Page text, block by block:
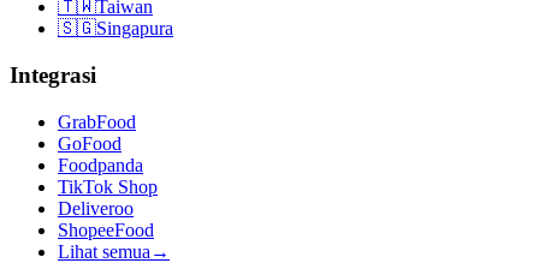
🇹🇼Taiwan
🇸🇬Singapura
Integrasi
GrabFood
GoFood
Foodpanda
TikTok Shop
Deliveroo
ShopeeFood
Lihat semua →